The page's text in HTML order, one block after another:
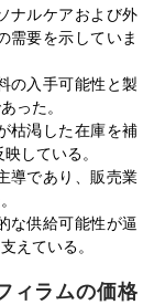
ナルケアおよび外
需要を示していま
の入手可能性と製
った。
枯渇した在庫を補
している。
導であり、販売業
な供給可能性が逼
えている。
ィラムの価格